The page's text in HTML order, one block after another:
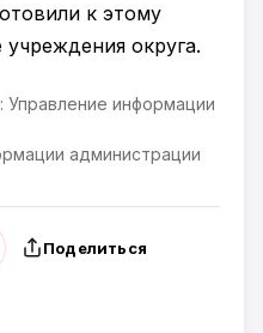
к этому
округа.
информации
администрации
Поделиться